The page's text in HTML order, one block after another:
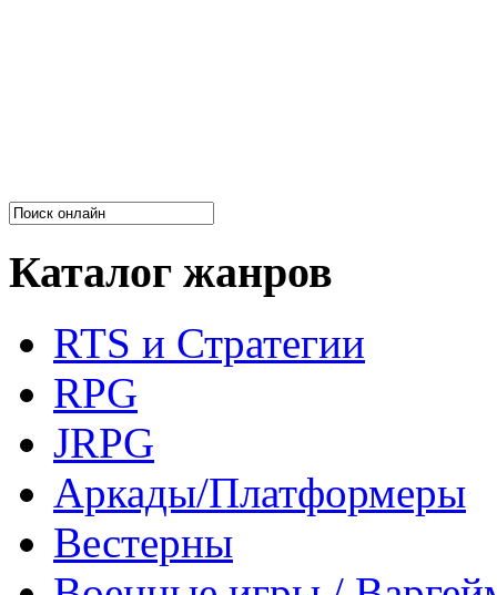
Каталог жанров
RTS и Стратегии
RPG
JRPG
Аркады/Платформеры
Вестерны